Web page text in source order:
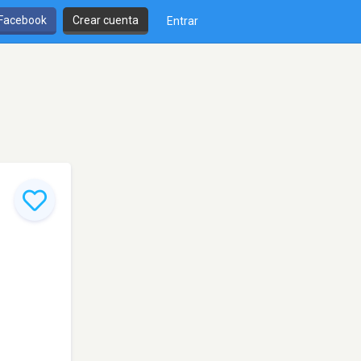
Crear cuenta Entrar